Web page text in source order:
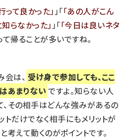
って良かった 」「 あの人がこん
らなかった 」「 今日は良いネタ
て帰ることが多いですね。
会は、 受け身で参加しても、ここ
あまりない ですよ。知らない人
その相手はどんな強みがあるの
トだけでなく相手にもメリットが
えて動くのがポイントです。